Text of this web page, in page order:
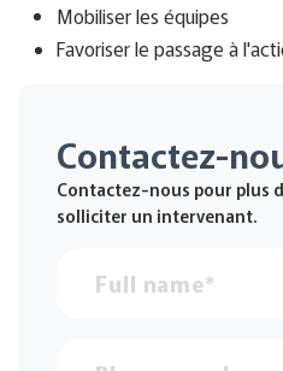
Mobiliser les équipes
Favoriser le passage à
Contactez-
Contactez-nous pour plus
solliciter un intervenant.